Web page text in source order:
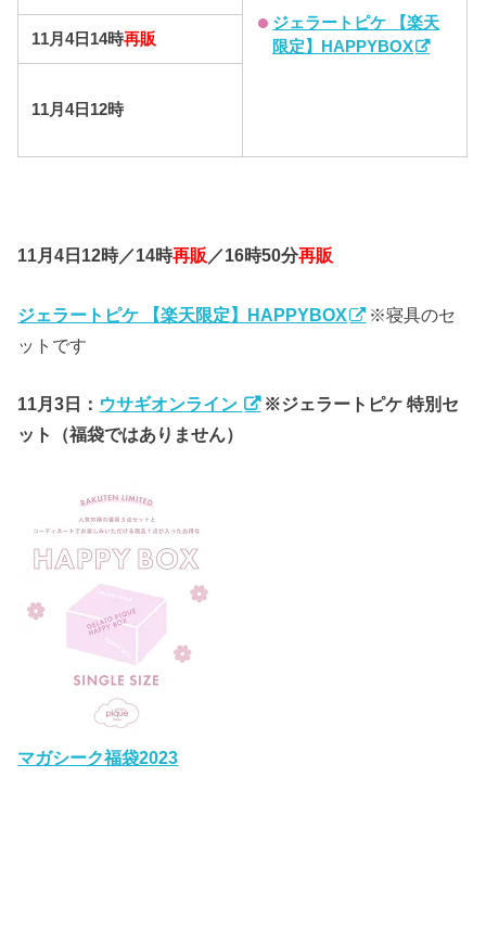
ジェラートピケ 【楽天
限定】HAPPYBOX
11月4日14時再販
11月4日12時
11月4日12時／14時再販 ／16時50分再販
ジェラートピケ 【楽天限定】HAPPYBOX
※寝具のセ
ットです
11月3日： ウサギオンライン
※ジェラートピケ 特別セ
ット（福袋ではありません）
マガシーク福袋2023